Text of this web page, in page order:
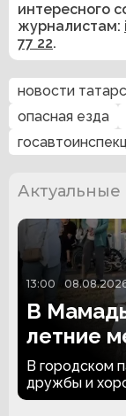
интересного
журналистам:
77 22.
новости
опасная езда
Актуальные
13:00
В
летние
В городском
дружбы и